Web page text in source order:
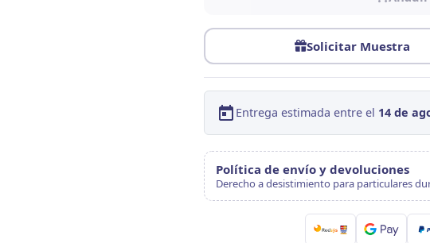
Solicitar Muestra
Entrega estimada entre el 14 de
Política de envío y devoluciones
Derecho a desistimiento para particulares